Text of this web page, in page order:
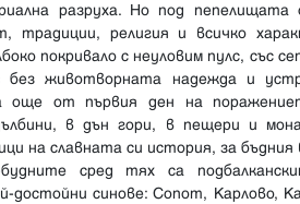
разруха. Но под
традиции, религия и всичко
покривало с неуловим пулс, със
без животворната надежда и
още от първия ден на
в дън гори, в пещери и
на славната си история, за бъдния
сред тях са
достойни синове: Сопот, Карлово,